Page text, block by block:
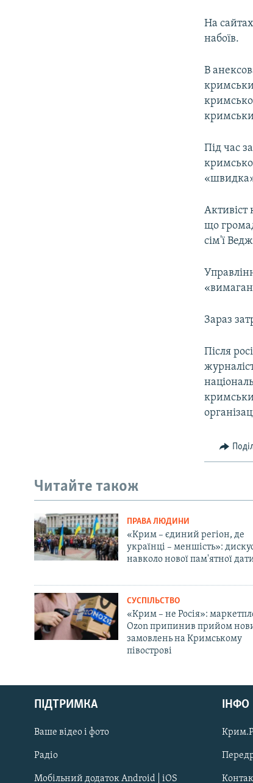
Русский
Qırımtatar
ДОЛУЧАЙСЯ!
На
набоїв.
В
Під час
Активіст
що
сім'ї
Зараз
Після
Читайте також
ПРАВА ЛЮДИНИ
«Крим – єдиний регіон, де
українці – меншість»:
навколо нової пам'ятної
СУСПІЛЬСТВО
«Крим – не Росія»:
Ozon припинив прийом
замовлень на Кримському
півострові
ПІДТРИМКА
Ваше відео і фото
Радіо
Мобільний додаток Android | iOS
ІНФО